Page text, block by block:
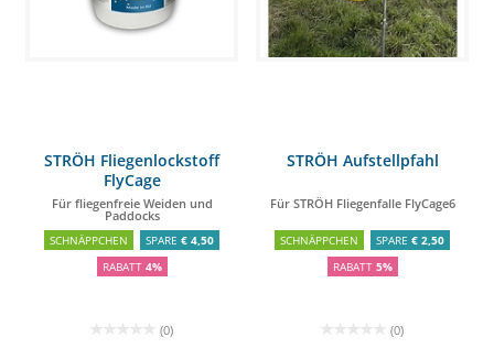
STRÖH Fliegenlockstoff
FlyCage
Für fliegenfreie Weiden und
Paddocks
SCHNÄPPCHEN SPARE € 4,50
RABATT 4%
(0)
STRÖH Aufstellpfahl
Für STRÖH Fliegenfalle FlyCage6
SCHNÄPPCHEN SPARE € 2,50
RABATT 5%
(0)